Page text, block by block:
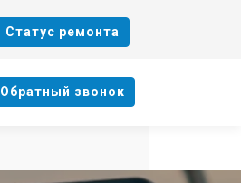
Cтатус ремонта
Oбратный звонок